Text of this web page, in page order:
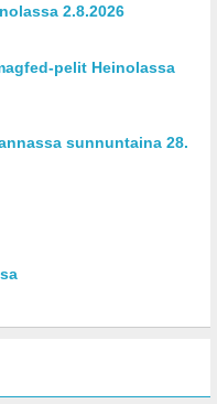
2.8.2026
pelit Heinolassa
sunnuntaina 28.